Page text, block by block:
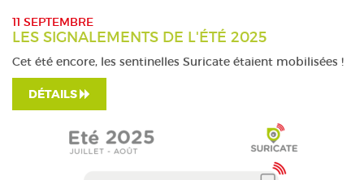
11 SEPTEMBRE
LES SIGNALEMENTS DE L'ÉTÉ 2025
Cet été encore, les sentinelles Suricate étaient mobilisées !
DÉTAILS